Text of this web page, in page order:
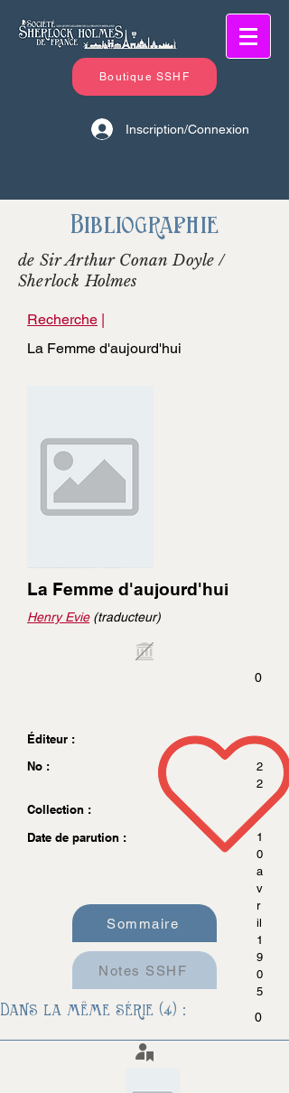
Boutique SSHF
Inscription/Connexion
Bibliographie
de Sir Arthur Conan Doyle /
Sherlock Holmes
Recherche |
La Femme d'aujourd'hui
La Femme d'aujourd'hui
Henry Evie(traducteur)
0
Éditeur :
No :
2
2
Collection :
Date de parution :
1
0
a
v
r
il
1
9
0
5
0
Sommaire
Notes SSHF
Dans la même série (4) :